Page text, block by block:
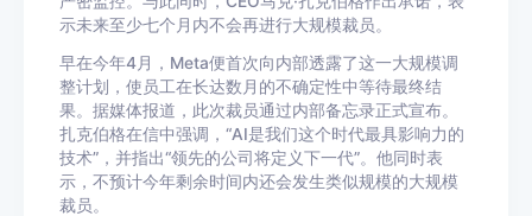
示未来至少七个月内不会再进行大规模裁员。
早在今年4月，Meta便首次向内部透露了这一大规模调
整计划，使员工在长达数月的不确定性中等待最终结
果。据媒体报道，此次裁员通过内部备忘录正式宣布。
扎克伯格在信中强调，“AI是我们这个时代最具影响力的
技术”，并指出“领先的公司将定义下一代”。他同时表
示，不预计今年剩余时间内还会发生类似规模的大规模
裁员。